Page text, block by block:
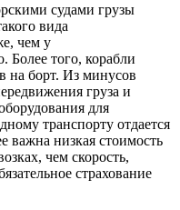
судами грузы
вида
чем у
Более того, корабли
на борт. Из минусов
груза и
для
транспорту отдается
важна низкая стоимость
чем скорость,
страхование